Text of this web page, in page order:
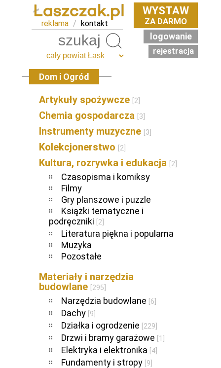
reklama / kontakt
WYSTAW
ZA DARMO
logowanie
rejestracja
Dom i Ogród
Artykuły spożywcze [2]
Chemia gospodarcza [3]
Instrumenty muzyczne [3]
Kolekcjonerstwo [2]
Kultura, rozrywka i edukacja [2]
Czasopisma i komiksy
Filmy
Gry planszowe i puzzle
Książki tematyczne i
podręczniki
[2]
Literatura piękna i popularna
Muzyka
Pozostałe
Materiały i narzędzia
budowlane
[295]
Narzędzia budowlane [6]
Dachy [9]
Działka i ogrodzenie [229]
Drzwi i bramy garażowe [1]
Elektryka i elektronika [4]
Fundamenty i stropy [9]